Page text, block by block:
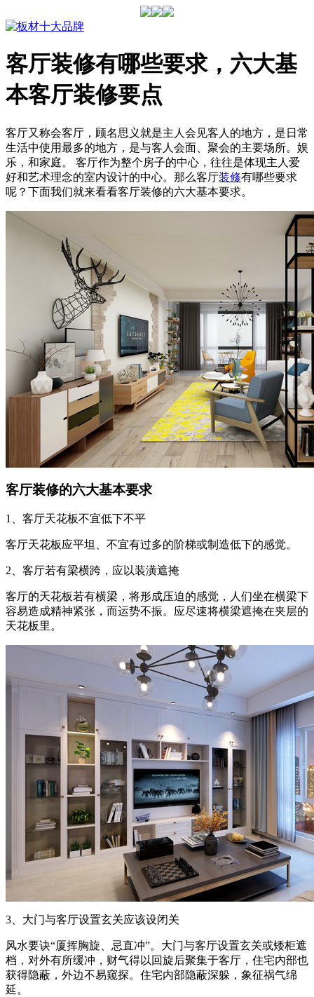
客厅装修有哪些要求，六大基
本客厅装修要点
客厅又称会客厅，顾名思义就是主人会见客人的地方，是日常
生活中使用最多的地方，是与客人会面、聚会的主要场所。娱
乐，和家庭。 客厅作为整个房子的中心，往往是体现主人爱
好和艺术理念的室内设计的中心。那么客厅装修有哪些要求
呢？下面我们就来看看客厅装修的六大基本要求。
客厅装修的六大基本要求
1、客厅天花板不宜低下不平
客厅天花板应平坦、不宜有过多的阶梯或制造低下的感觉。
2、客厅若有梁横跨，应以装潢遮掩
客厅的天花板若有横梁，将形成压迫的感觉，人们坐在横梁下
容易造成精神紧张，而运势不振。应尽速将横梁遮掩在夹层的
天花板里。
3、大门与客厅设置玄关应该设闭关
风水要诀“厦挥胸旋、忌直冲”。大门与客厅设置玄关或矮柜遮
档，对外有所缓冲，财气得以回旋后聚集于客厅，住宅内部也
获得隐蔽，外边不易窥探。住宅内部隐蔽深躲，象征祸气绵
延。